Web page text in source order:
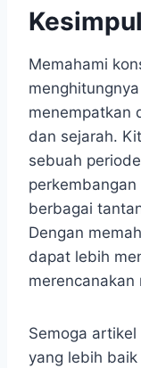
Memahami
menempatkan
dan sejarah.
sebuah
berbagai
Dengan
dapat lebih
Semoga
yang lebih